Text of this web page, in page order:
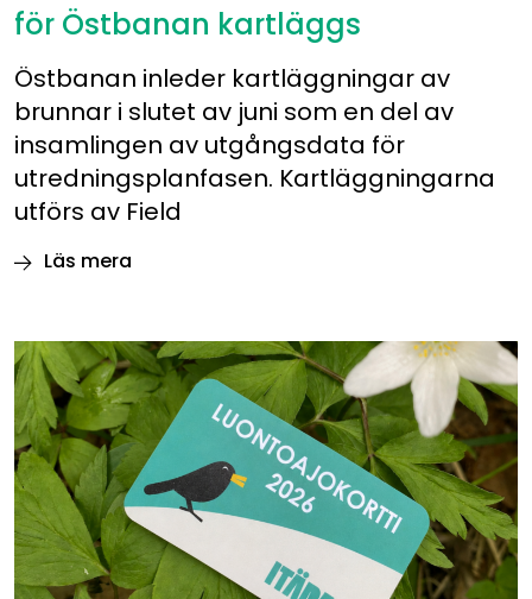
för Östbanan kartläggs
Östbanan inleder kartläggningar av
brunnar i slutet av juni som en del av
insamlingen av utgångsdata för
utredningsplanfasen. Kartläggningarna
utförs av Field
Läs mera
området
för Östbanan kartläggs